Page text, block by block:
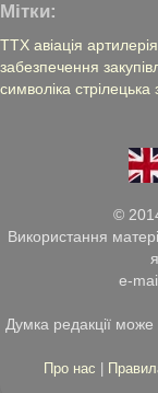
Мітки:
ТТХ авіація артилерія
забезпечення
символіка стрілецька
©
Використання
e-
Думка редакції може
Про нас